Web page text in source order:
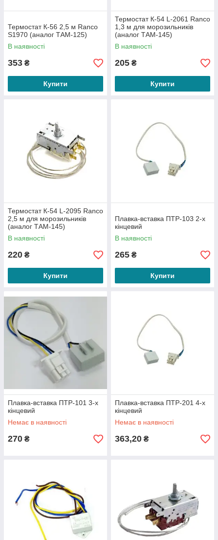
Термостат К-56 2,5 м Ranco
S1970 (аналог ТАМ-125)
В наявності
353 ₴
Купити
Термостат К-54 L-2061 Ranco
1,3 м для морозильників
(аналог ТАМ-145)
В наявності
205 ₴
Купити
Термостат К-54 L-2095 Ranco
2,5 м для морозильників
(аналог ТАМ-145)
В наявності
220 ₴
Купити
Плавка-вставка ПТР-103 2-х
кінцевий
В наявності
265 ₴
Купити
Плавка-вставка ПТР-101 3-х
кінцевий
Немає в наявності
270 ₴
Плавка-вставка ПТР-201 4-х
кінцевий
Немає в наявності
363,20 ₴